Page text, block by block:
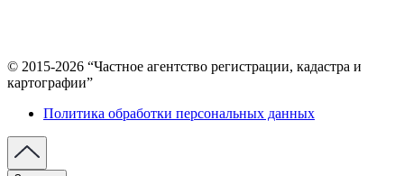
© 2015-2026 “Частное агентство регистрации, кадастра и
картографии”
Политика обработки персональных данных